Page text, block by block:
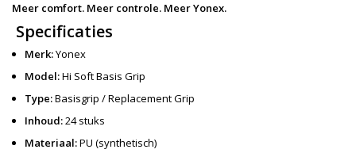
Meer comfort. Meer controle. Meer Yonex.
Specificaties
Merk:Yonex
Model:Hi Soft Basis Grip
Type:Basisgrip / Replacement Grip
Inhoud:24 stuks
Materiaal:PU (synthetisch)